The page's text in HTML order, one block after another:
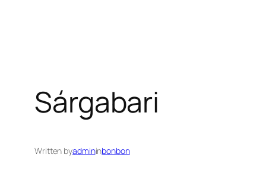
Sárgabari
Written byadmininbonbon